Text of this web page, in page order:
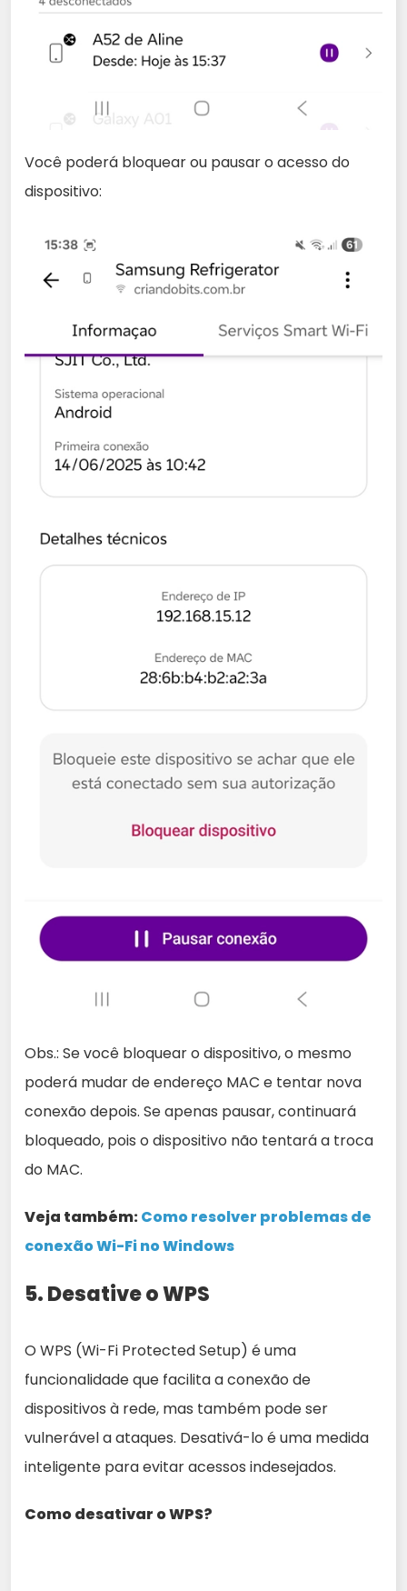
Você poderá bloquear ou pausar o acesso do
dispositivo:
Obs.: Se você bloquear o dispositivo, o mesmo
poderá mudar de endereço MAC e tentar nova
conexão depois. Se apenas pausar, continuará
bloqueado, pois o dispositivo não tentará a troca
do MAC.
Veja também:Como resolver problemas de
conexão Wi-Fi no Windows
5. Desative o WPS
O WPS (Wi-Fi Protected Setup) é uma
funcionalidade que facilita a conexão de
dispositivos à rede, mas também pode ser
vulnerável a ataques. Desativá-lo é uma medida
inteligente para evitar acessos indesejados.
Como desativar o WPS?